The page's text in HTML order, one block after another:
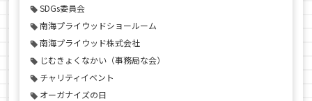
SDGs委員会
南海プライウッドショールーム
南海プライウッド株式会社
じむきょくなかい（事務局な会）
チャリティイベント
オーガナイズの日